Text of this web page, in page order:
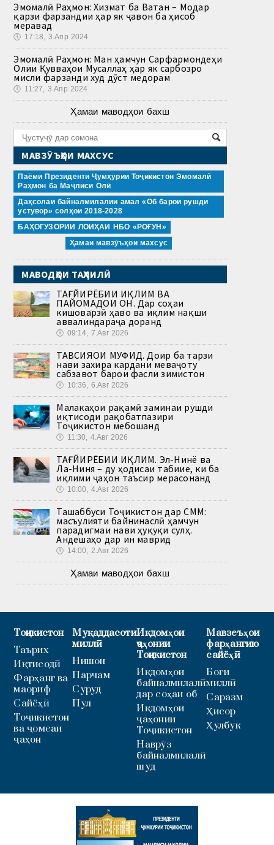
Эмомалӣ Раҳмон: Хизмат ба Ватан – Модар
қарзи фарзандии ҳар як ҷавон ба ҳисоб
меравад
🕔 17:18, 3.Апр 2024
Эмомалӣ Раҳмон: Ман ҳамчун Сарфармондеҳи
Олии Қувваҳои Мусаллаҳ ҳар як сарбозро
мисли фарзанди худ дӯст медорам
🕔 11:27, 3.Апр 2024
Ҳамаи маводҳои бахш
МАВЗӮЪҲОИ МАХСУС
Паёми Президенти Ҷумҳурии Тоҷикистон Эмомалӣ
Раҳмон ба Маҷлиси Олӣ
Даҳсолаи байналмилалии амал «Об барои рушди
устувор» солҳои 2018-2028
БАҲОГУЗОРИИ ЛОИҲАИ НБО «РОҒУН»
Ҳамаи мавзӯъҳои махсус
МАВОДҲОИ ТАҲЛИЛӢ
ТАҒЙИРЁБИИ ИҚЛИМ ВА
ПАЙОМАДҲОИ ОН. Дар соҳаи
кишоварзӣ ҳаво ва иқлим нақши
аввалиндараҷа доранд
🕔 09:14, 7.Авг 2026
ТАВСИЯҲОИ МУФИД. Доир ба тарзи
нави захира кардани меваҷоту
сабзавот барои фасли зимистон
🕔 10:36, 6.Авг 2026
Малакаҳои рақамӣ заминаи рушди
иқтисоди рақобатпазири
Тоҷикистон мебошанд
🕔 11:30, 4.Авг 2026
ТАҒЙИРЁБИИ ИҚЛИМ. Эл-Нинё ва
Ла-Ниня – ду ҳодисаи табиие, ки ба
иқлими ҷаҳон таъсир мерасонанд
🕔 10:00, 4.Авг 2026
Ташаббуси Тоҷикистон дар СММ:
масъулияти байнинаслӣ ҳамчун
парадигмаи нави ҳуқуқи сулҳ.
Андешаҳо дар ин маврид
🕔 14:00, 2.Авг 2026
Ҳамаи маводҳои бахш
Тоҷикистон
Таърих
Иқтисодӣ
Фарҳанг ва
маориф
Сайёҳӣ
Тоҷикистон
ва ҷомеаи
ҷаҳон
Муқаддасоти
миллӣ
Нишон
Парчам
Суруд
Пул
Иқдомҳои
ҷаҳонии
Тоҷикистон
Иқдомҳои
байналмилалӣ
дар соҳаи об
Иқдомҳои
ҷаҳонии
Тоҷикистон
Наврӯз
байналмилалӣ
шуд
Мавзеъҳои
фарҳангию
сайёҳӣ
Боғи
миллӣ
Саразм
Ҳисор
Ҳулбук